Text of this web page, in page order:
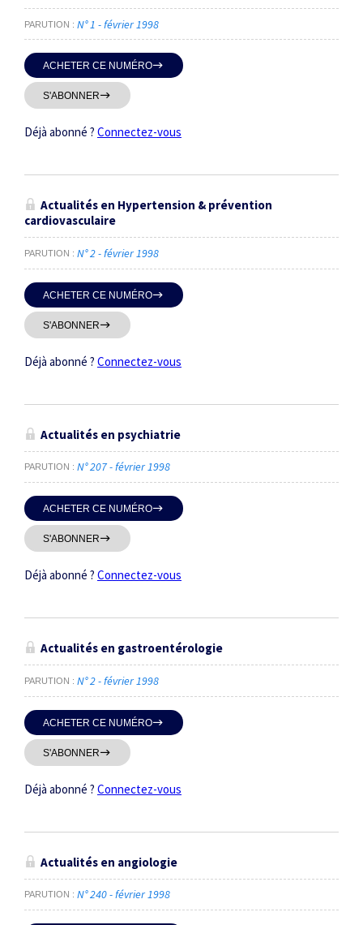
PARUTION N° 1 - février 1998
ACHETER CE NUMÉRO
S'ABONNER
Déjà abonné ? Connectez-vous
Actualités en Hypertension & prévention
cardiovasculaire
PARUTION N° 2 - février 1998
ACHETER CE NUMÉRO
S'ABONNER
Déjà abonné ? Connectez-vous
Actualités en psychiatrie
PARUTION N° 207 - février 1998
ACHETER CE NUMÉRO
S'ABONNER
Déjà abonné ? Connectez-vous
Actualités en gastroentérologie
PARUTION N° 2 - février 1998
ACHETER CE NUMÉRO
S'ABONNER
Déjà abonné ? Connectez-vous
Actualités en angiologie
PARUTION N° 240 - février 1998